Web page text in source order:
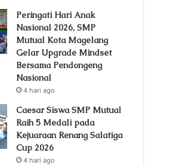
Peringati Hari Anak
Nasional 2026, SMP
Mutual Kota Magelang
Gelar Upgrade Mindset
Bersama Pendongeng
Nasional
4 hari ago
Caesar Siswa SMP Mutual
Raih 5 Medali pada
Kejuaraan Renang Salatiga
Cup 2026
4 hari ago